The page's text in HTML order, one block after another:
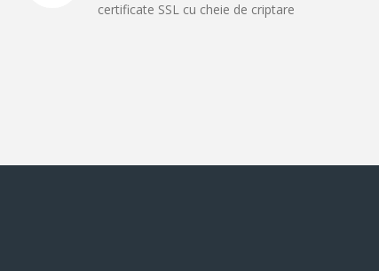
certificate SSL cu cheie de criptare